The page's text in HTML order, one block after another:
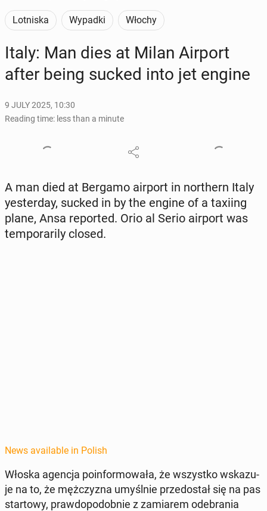
Lotniska Wypadki Włochy
Italy: Man dies at Milan Airport
after being sucked into jet engine
9 JULY 2025, 10:30
Reading time: less than a minute
A man died at Bergamo airport in north­ern Italy
yes­ter­day, sucked in by the engine of a taxiing
plane, Ansa re­port­ed. Orio al Serio airport was
tem­porar­i­ly closed.
News available in Polish
Włoska agencja poin­for­mowała, że wszys­tko wskazu­
je na to, że mężczyz­na umyśl­nie prze­dostał się na pas
star­towy, praw­dopodob­nie z za­mi­arem ode­bra­nia